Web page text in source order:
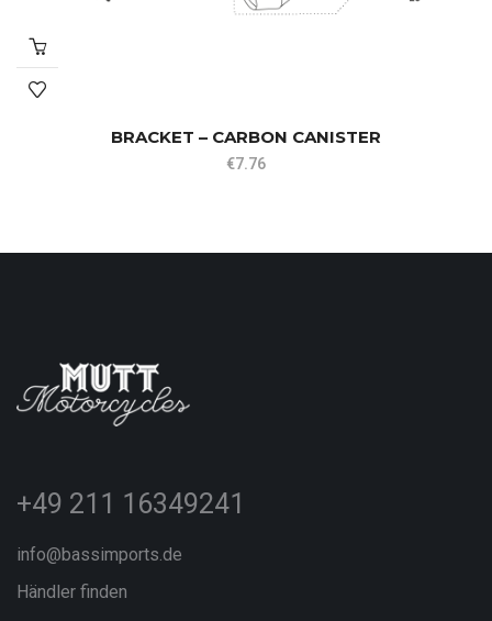
BRACKET – CARBON CANISTER
€7.76
+49 211 16349241
info@bassimports.de
Händler finden